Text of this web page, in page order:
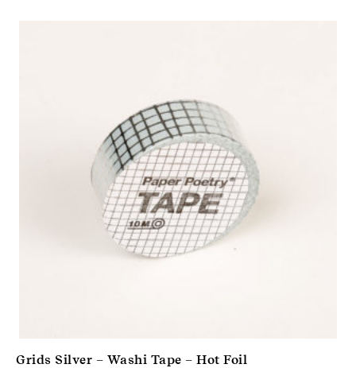
Grids Silver – Washi Tape – Hot Foil